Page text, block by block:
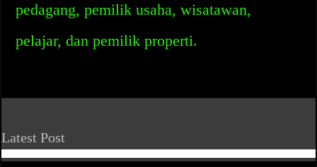
pedagang, pemilik usaha, wisatawan,
pelajar, dan pemilik properti.
Latest Post